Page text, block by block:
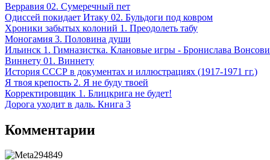
Верравия 02. Сумеречный пет
Одиссей покидает Итаку 02. Бульдоги под ковром
Хроники забытых колоний 1. Преодолеть табу
Моногамия 3. Половина души
Ильинск 1. Гимназистка. Клановые игры - Бронислава
Виннету 01. Виннету
История СССР в документах и иллюстрациях (1917-1971 гг.)
Я твоя крепость 2. Я не буду твоей
Корректировщик 1. Блицкрига не будет!
Дорога уходит в даль. Книга 3
Комментарии